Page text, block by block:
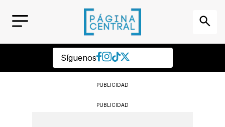
Síguenos
PUBLICIDAD
PUBLICIDAD